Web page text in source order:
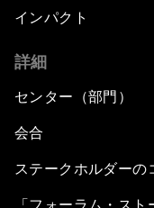
インパクト
詳細
センター（部門）
会合
ステークホルダーの